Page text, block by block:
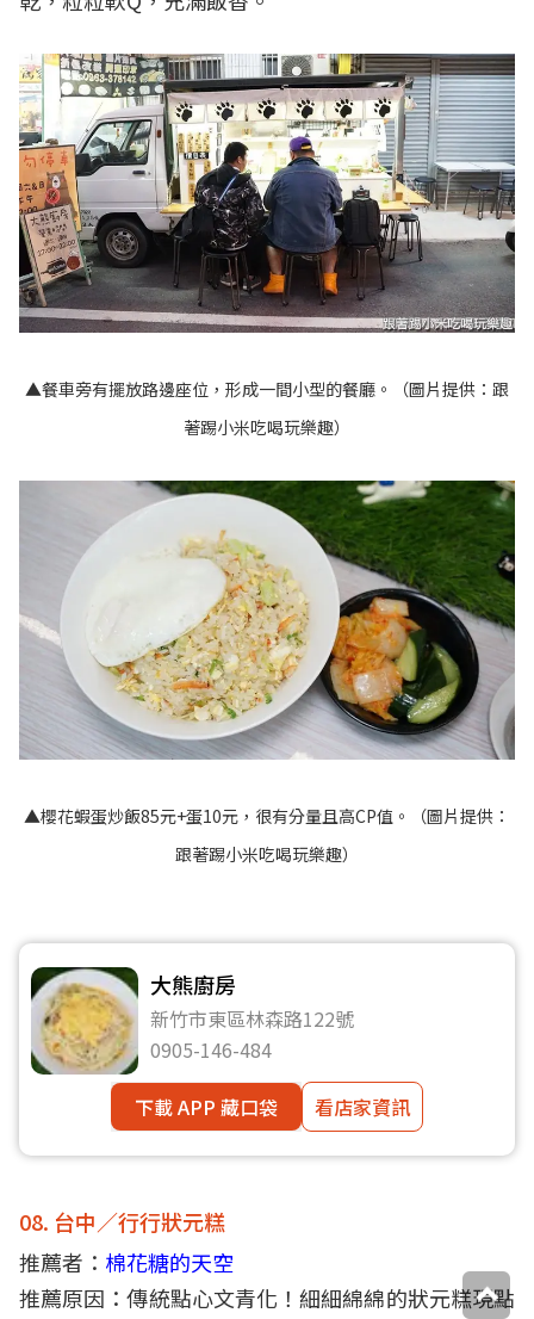
▲餐車旁有擺放路邊座位，形成一間小型的餐廳。（圖片提供：跟
著踢小米吃喝玩樂趣）
▲櫻花蝦蛋炒飯85元+蛋10元，很有分量且高CP值 。（圖片提供：
跟著踢小米吃喝玩樂趣）
大熊廚房
新竹市東區林森路122號
0905-146-484
下載 APP 藏口袋
看店家資訊
08. 台中／行行狀元糕
推薦者： 棉花糖的天空
推薦原因：傳統點心文青化！細細綿綿的狀元糕現點